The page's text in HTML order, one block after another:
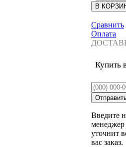
Сравнить
Оплата
Купить
Введите
менеджер
уточнит
вас заказ.